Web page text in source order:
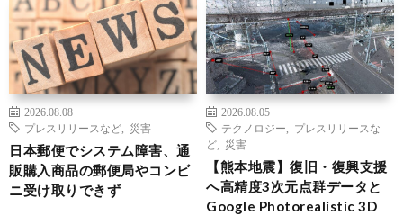
2026.08.08
プレスリリースなど
災害
日本郵便でシステム障害、通
販購入商品の郵便局やコンビ
ニ受け取りできず
2026.08.05
テクノロジー
プレスリリースな
ど
災害
【熊本地震】復旧・復興支援
へ高精度3次元点群データと
Google Photorealistic 3D